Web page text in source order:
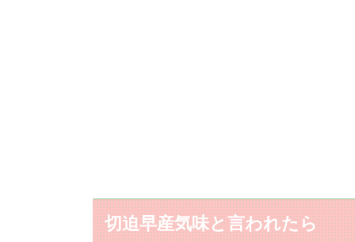
切迫早産気味と言われたら